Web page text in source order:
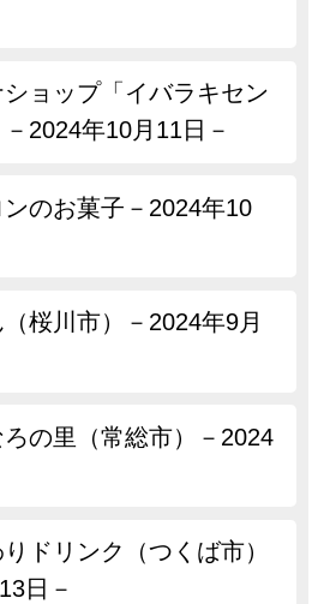
ョップ「イバラキセン
2024年10月11日－
のお菓子－2024年10
桜川市）－2024年9月
の里（常総市）－2024
ドリンク（つくば市）
日－